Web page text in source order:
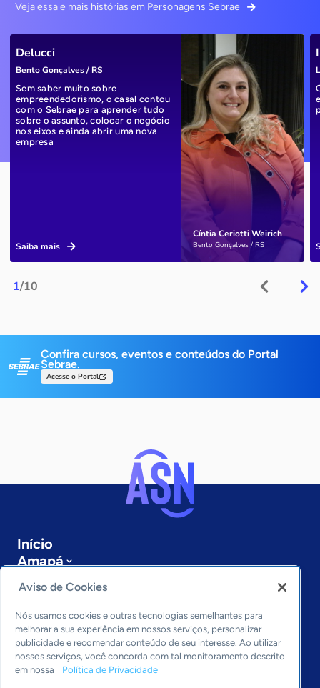
Veja essa e mais histórias em Personagens Sebrae
1/10
Cíntia Ceriotti Weirich
Bento Gonçalves / RS
Delucci
Bento Gonçalves / RS
Sem saber muito sobre
empreendedorismo, o casal contou
com o Sebrae para aprender tudo
sobre o assunto, colocar o negócio
nos eixos e ainda abrir uma nova
empresa
Saiba mais
Confira cursos, eventos e conteúdos do Portal
Sebrae.
Acesse o Portal
Início
Amapá
Sobre a ASN
Últimas notícias
Entre em contato
Editorias
Economia & Política
Inovação & Tecnologia
Aviso de Cookies
Nós usamos cookies e outras tecnologias semelhantes para
melhorar a sua experiência em nossos serviços, personalizar
publicidade e recomendar conteúdo de seu interesse. Ao utilizar
nossos serviços, você concorda com tal monitoramento descrito
em nossa
Política de Privacidade